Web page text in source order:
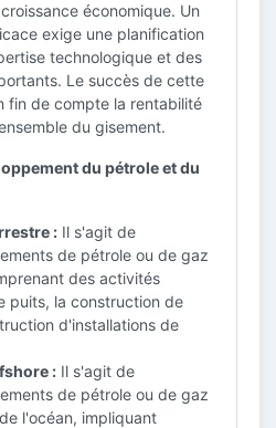
économique. Un
exige une planification
technologique et des
Le succès de cette
fin de compte la rentabilité
du gisement.
du pétrole et du
: Il s'agit de
de pétrole ou de gaz
des activités
puits, la construction de
d'installations de
: Il s'agit de
de pétrole ou de gaz
l'océan, impliquant